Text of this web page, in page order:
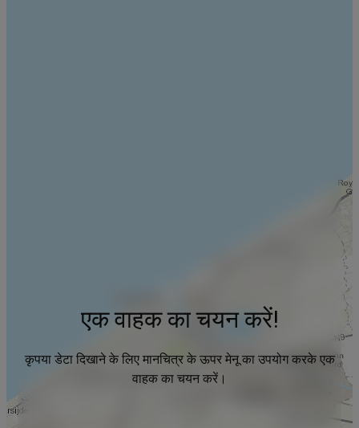
एक वाहक का चयन करें!
कृपया डेटा दिखाने के लिए मानचित्र के ऊपर मेनू का उपयोग करके एक
वाहक का चयन करें।